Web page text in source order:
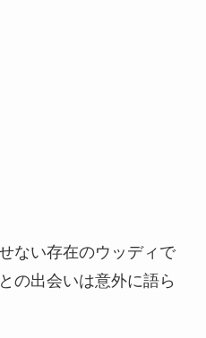
ない存在のウッディで
の出会いは意外に語ら